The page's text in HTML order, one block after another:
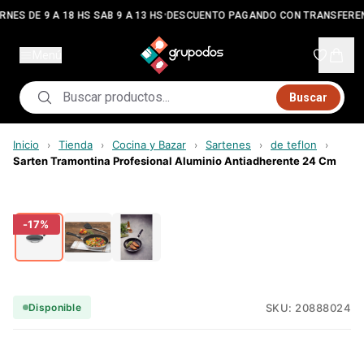
DE 9 A 18 HS SAB 9 A 13 HS•DESCUENTO PAGANDO CON
Buscar
Inicio › Tienda › Cocina y Bazar › Sartenes › de teflon ›
Sarten Tramontina Profesional Aluminio Antiadherente 24 Cm
-17%
Disponible SKU: 20888024